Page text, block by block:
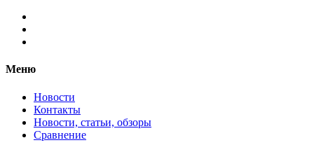
Меню
Новости
Контакты
Новости, статьи, обзоры
Сравнение